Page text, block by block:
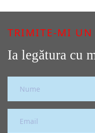
TRIMITE-MI UN
Ia legătura cu